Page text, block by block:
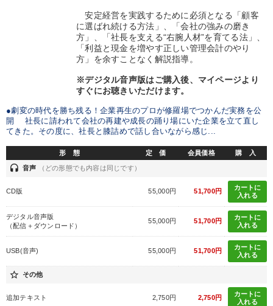
安定経営を実践するために必須となる「顧客
に選ばれ続ける方法」、「会社の強みの磨き
方」、「社長を支える“右腕人材”を育てる法」、
「利益と現金を増やす正しい管理会計のやり
方」を余すことなく解説指導。
※デジタル音声版はご購入後、マイページより
すぐにお聴きいただけます。
●劇変の時代を勝ち残る！企業再生のプロが修羅場でつかんだ実務を公
開 社長に請われて会社の再建や成長の踊り場にいた企業を立て直し
てきた。その度に、社長と膝詰めで話し合いながら感じ...
形 態 定 価 会員価格 購 入
headset 音声 （どの形態でも内容は同じです）
CD版 55,000円 51,700円
カートに
入れる
デジタル音声版
（配信＋ダウンロード）
55,000円 51,700円
カートに
入れる
USB(音声) 55,000円 51,700円
カートに
入れる
star_border その他
追加テキスト 2,750円 2,750円
カートに
入れる